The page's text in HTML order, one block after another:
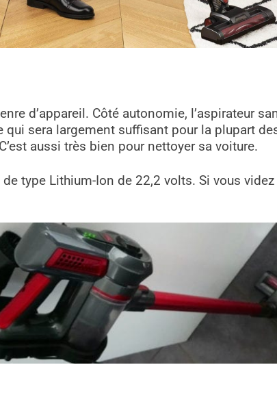
d’appareil. Côté autonomie, l’aspirateur
qui sera largement suffisant pour la plupart
aussi très bien pour nettoyer sa voiture.
type Lithium-Ion de 22,2 volts. Si vous